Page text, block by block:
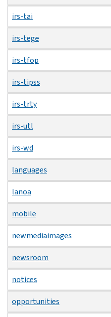
irs-tai
irs-tege
irs-tfop
irs-tipss
irs-trty
irs-utl
irs-wd
languages
lanoa
mobile
newmediaimages
newsroom
notices
opportunities